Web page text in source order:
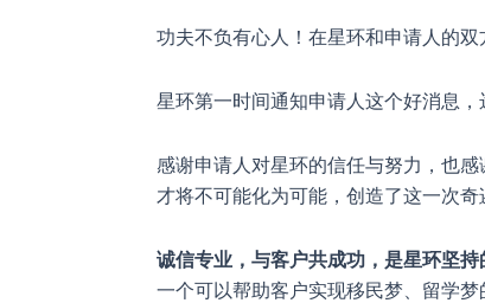
功夫不负有心人！在星环和申请人的
星环第一时间通知申请人这个好消息
感谢申请人对星环的信任与努力，也
才将不可能化为可能，创造了这一次奇
诚信专业，与客户共成功，是星环坚
一个可以帮助客户实现移民梦、留学梦